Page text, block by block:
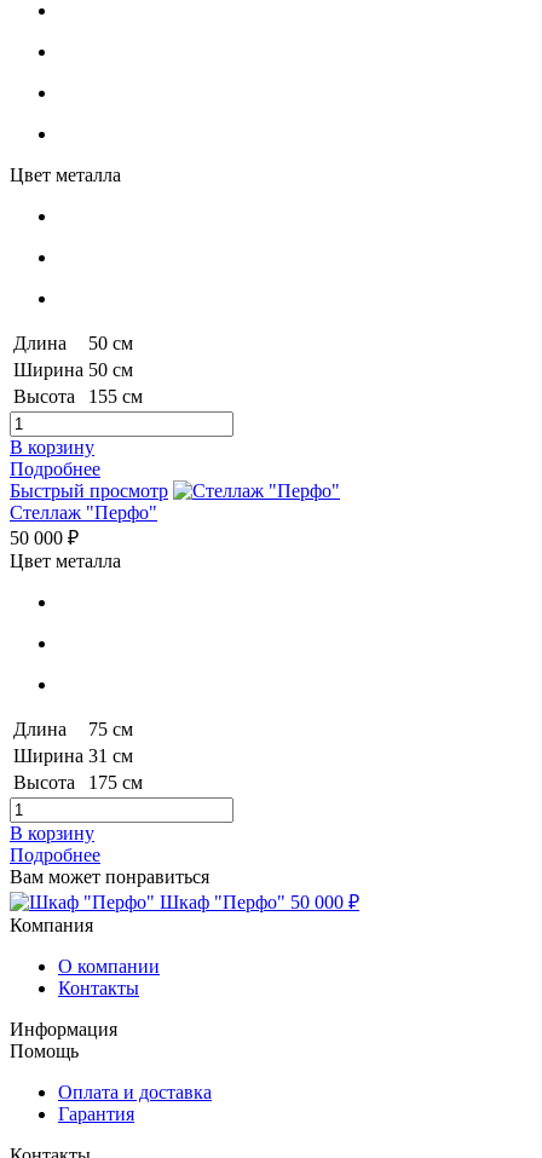
Цвет металла
Длина
50 см
Ширина 50 см
Высота
155 см
В корзину
Подробнее
Быстрый просмотр
Стеллаж "Перфо"
50 000 ₽
Цвет металла
Длина
75 см
Ширина 31 см
Высота
175 см
В корзину
Подробнее
Вам может понравиться
Шкаф "Перфо" 50 000 ₽
Компания
О компании
Контакты
Информация
Помощь
Оплата и доставка
Гарантия